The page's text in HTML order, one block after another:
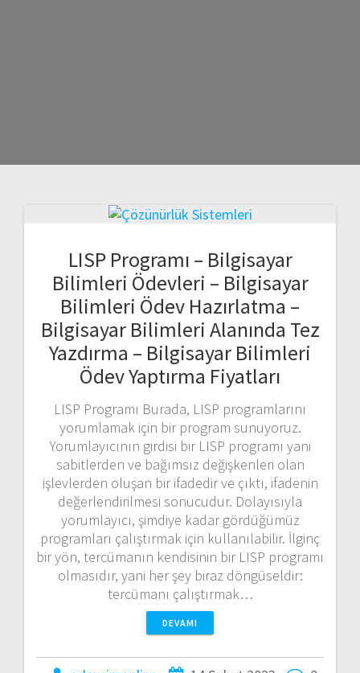
LISP Programı – Bilgisayar
Bilimleri Ödevleri – Bilgisayar
Bilimleri Ödev Hazırlatma –
Bilgisayar Bilimleri Alanında Tez
Yazdırma – Bilgisayar Bilimleri
Ödev Yaptırma Fiyatları
LISP Programı Burada, LISP programlarını
yorumlamak için bir program sunuyoruz.
Yorumlayıcının girdisi bir LISP programı yani
sabitlerden ve bağımsız değişkenleri olan
işlevlerden oluşan bir ifadedir ve çıktı, ifadenin
değerlendirilmesi sonucudur. Dolayısıyla
yorumlayıcı, şimdiye kadar gördüğümüz
programları çalıştırmak için kullanılabilir. İlginç
bir yön, tercümanın kendisinin bir LISP programı
olmasıdır, yani her şey biraz döngüseldir:
tercümanı çalıştırmak…
DEVAMI